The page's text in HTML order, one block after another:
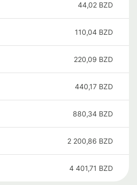
44,02 BZD
110,04 BZD
220,09 BZD
440,17 BZD
880,34 BZD
2 200,86 BZD
4 401,71 BZD